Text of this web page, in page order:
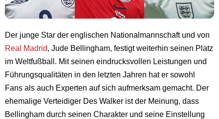
Der junge Star der englischen Nationalmannschaft und von
Real Madrid, Jude Bellingham, festigt weiterhin seinen Platz
im Weltfußball. Mit seinen eindrucksvollen Leistungen und
Führungsqualitäten in den letzten Jahren hat er sowohl
Fans als auch Experten auf sich aufmerksam gemacht. Der
ehemalige Verteidiger Des Walker ist der Meinung, dass
Bellingham durch seinen Charakter und seine Einstellung